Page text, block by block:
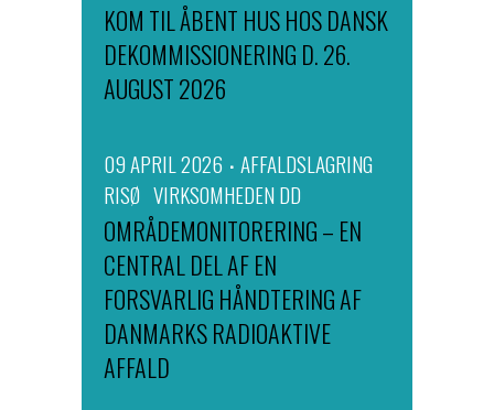
KOM TIL ÅBENT HUS HOS DANSK
DEKOMMISSIONERING D. 26.
AUGUST 2026
09 APRIL 2026
AFFALDSLAGRING
RISØ VIRKSOMHEDEN DD
OMRÅDEMONITORERING – EN
CENTRAL DEL AF EN
FORSVARLIG HÅNDTERING AF
DANMARKS RADIOAKTIVE
AFFALD